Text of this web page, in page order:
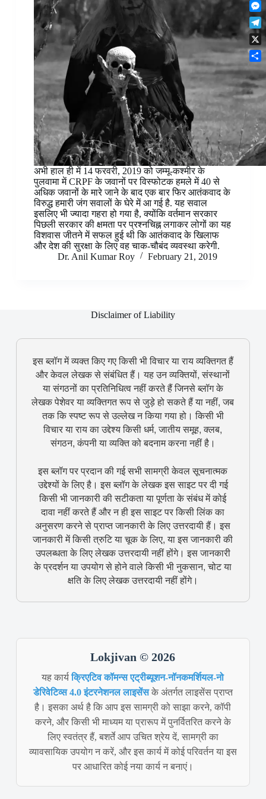
अभी हाल ही में 14 फरवरी, 2019 को जम्मू-कश्मीर के
पुलवामा में CRPF के जवानों पर विस्फोटक हमले में 40 से
अधिक जवानों के मारे जाने के बाद एक बार फिर आतंकवाद के
विरुद्ध हमारी जंग सवालों के घेरे में आ गई है. यह सवाल
इसलिए भी ज्यादा गहरा हो गया है, क्योंकि वर्तमान सरकार
पिछली सरकार की क्षमता पर प्रश्नचिह्न लगाकर लोगों का यह
विशवास जीतने में सफल हुई थी कि आतंकवाद के खिलाफ
और देश की सुरक्षा के लिए वह चाक-चौबंद व्यवस्था करेगी.
Dr. Anil Kumar Roy
February 21, 2019
Disclaimer of Liability
इस ब्लॉग में व्यक्त किए गए किसी भी विचार या राय व्यक्तिगत हैं
और केवल लेखक से संबंधित हैं। यह उन व्यक्तियों, संस्थानों
या संगठनों का प्रतिनिधित्व नहीं करते हैं जिनसे ब्लॉग के
लेखक पेशेवर या व्यक्तिगत रूप से जुड़े हो सकते हैं या नहीं, जब
तक कि स्पष्ट रूप से उल्लेख न किया गया हो। किसी भी
विचार या राय का उद्देश्य किसी धर्म, जातीय समूह, क्लब,
संगठन, कंपनी या व्यक्ति को बदनाम करना नहीं है।
इस ब्लॉग पर प्रदान की गई सभी सामग्री केवल सूचनात्मक
उद्देश्यों के लिए है। इस ब्लॉग के लेखक इस साइट पर दी गई
किसी भी जानकारी की सटीकता या पूर्णता के संबंध में कोई
दावा नहीं करते हैं और न ही इस साइट पर किसी लिंक का
अनुसरण करने से प्राप्त जानकारी के लिए उत्तरदायी हैं। इस
जानकारी में किसी त्रुटि या चूक के लिए, या इस जानकारी की
उपलब्धता के लिए लेखक उत्तरदायी नहीं होंगे। इस जानकारी
के प्रदर्शन या उपयोग से होने वाले किसी भी नुकसान, चोट या
क्षति के लिए लेखक उत्तरदायी नहीं होंगे।
Lokjivan © 2026
यह कार्यक्रिएटिव कॉमन्स एट्रीब्यूशन-नॉनकमर्शियल-नो
डेरिवेटिव्स 4.0 इंटरनेशनल लाइसेंसके अंतर्गत लाइसेंस प्राप्त
है। इसका अर्थ है कि आप इस सामग्री को साझा करने, कॉपी
करने, और किसी भी माध्यम या प्रारूप में पुनर्वितरित करने के
लिए स्वतंत्र हैं, बशर्ते आप उचित श्रेय दें, सामग्री का
व्यावसायिक उपयोग न करें, और इस कार्य में कोई परिवर्तन या इस
पर आधारित कोई नया कार्य न बनाएं।
o
k
r
e
s
t
t
s
A
p
p
n
k
e
d
I
n
l
i
p
b
o
a
r
d
M
e
s
s
e
n
g
e
T
e
l
e
g
r
a
m
X
S
h
a
r